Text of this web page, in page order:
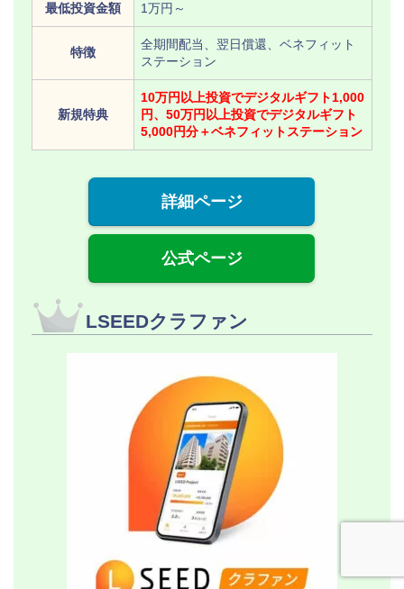
最低投資金額 1万円～
特徴
全期間配当、翌日償還、ベネフィット
ステーション
新規特典
10万円以上投資でデジタルギフト1,000
円、50万円以上投資でデジタルギフト
5,000円分＋ベネフィットステーション
詳細ページ
公式ページ
LSEEDクラファン